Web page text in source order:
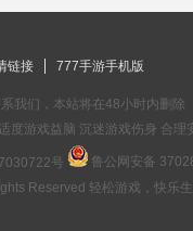
链接 777手游手机版
我们，本站将在48小时内删除
度游戏益脑 沉迷游戏伤身 合理
号
鲁公网安备
Reserved 轻松游戏，快乐